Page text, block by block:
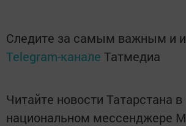
Следите за самым важным и
Telegram-канале Татмедиа
Читайте новости Татарстана в
национальном мессенджере